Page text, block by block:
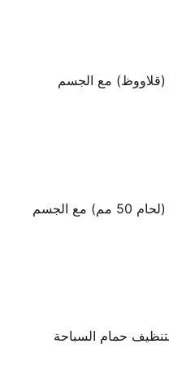
للدوامة 1.5 بوصة (قلاووظ) مع الجسم
بلاعة سبا مانعة للدوامة 1.5 بوصة (لحام 50 مم) مع الجسم